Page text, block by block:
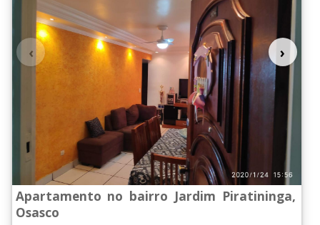
‹ ›
Apartamento no bairro Jardim Piratininga,
Osasco